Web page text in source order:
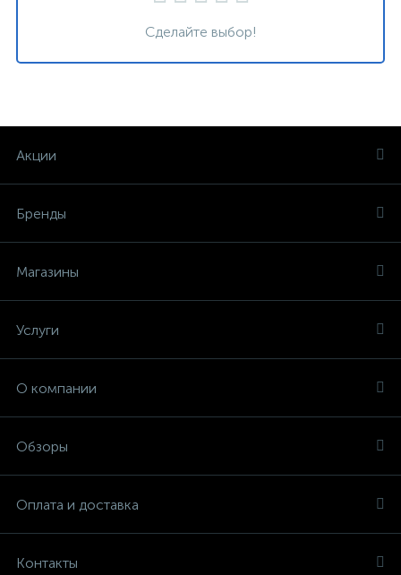
Сделайте выбор!
Акции
Бренды
Магазины
Услуги
О компании
Обзоры
Оплата и доставка
Контакты